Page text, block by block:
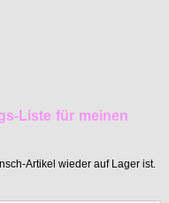
Liste für meinen
Artikel wieder auf Lager ist.